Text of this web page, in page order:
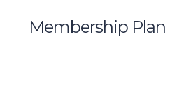
Membership Plan